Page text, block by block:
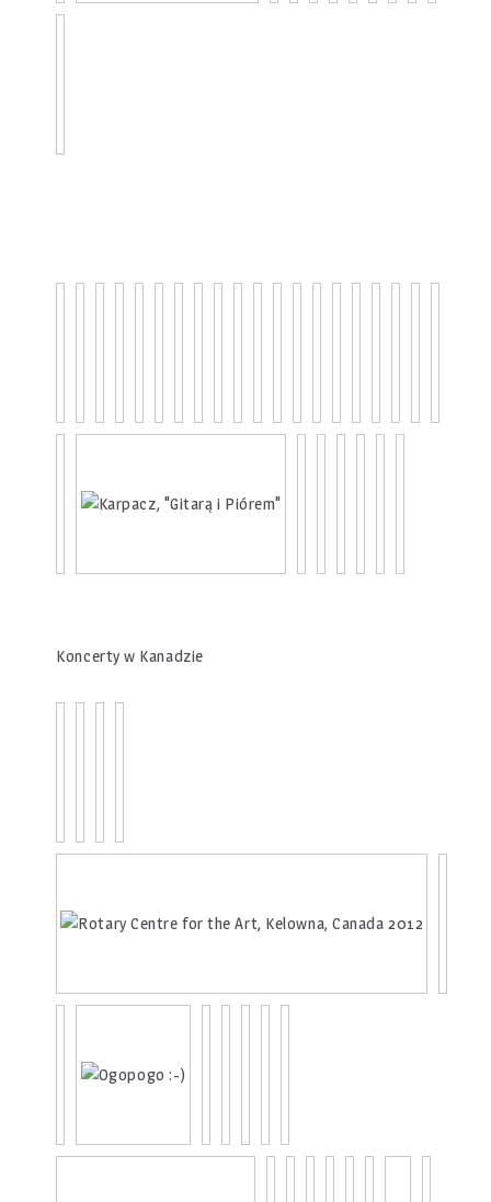
Koncerty w Kanadzie